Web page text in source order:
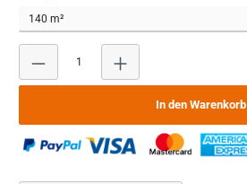
In den Warenkorb